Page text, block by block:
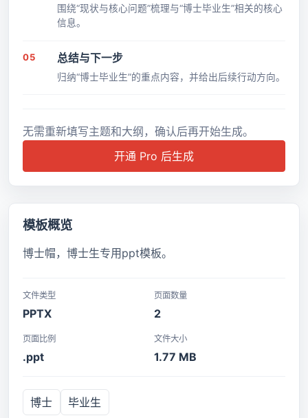
围绕“现状与核心问题”梳理与“博士毕业生”相关的核心
信息。
05 总结与下一步
归纳“博士毕业生”的重点内容，并给出后续行动方向。
无需重新填写主题和大纲，确认后再开始生成。
开通 Pro 后生成
模板概览
博士帽，博士生专用ppt模板。
文件类型
PPTX
页面数量
2
页面比例
.ppt
文件大小
1.77 MB
博士 毕业生